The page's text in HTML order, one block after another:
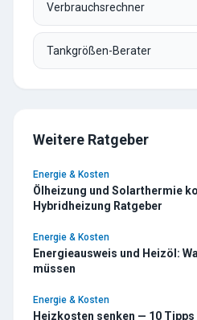
Verbrauchsrechner
Tankgrößen-Berater
Weitere Ratgeber
Energie & Kosten
Ölheizung und Solarthermie
Hybridheizung Ratgeber
Energie & Kosten
Energieausweis und Heizöl:
müssen
Energie & Kosten
Heizkosten senken — 10